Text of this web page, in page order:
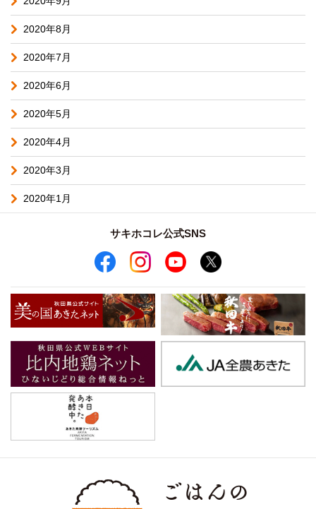
2020年8月
2020年7月
2020年6月
2020年5月
2020年4月
2020年3月
2020年1月
サキホコレ公式SNS